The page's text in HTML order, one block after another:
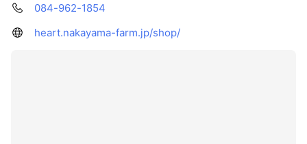
084-962-1854
heart.nakayama-farm.jp/shop/